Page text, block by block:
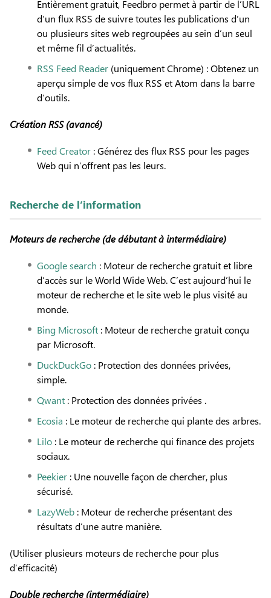
Entièrement gratuit, Feedbro permet à partir de l’URL
d’un flux RSS de suivre toutes les publications d’un
ou plusieurs sites web regroupées au sein d’un seul
et même fil d’actualités.
RSS Feed Reader (uniquement Chrome) : Obtenez un
aperçu simple de vos flux RSS et Atom dans la barre
d’outils.
Création RSS (avancé)
Feed Creator : Générez des flux RSS pour les pages
Web qui n’offrent pas les leurs.
Recherche de l’information
Moteurs de recherche (de débutant à intermédiaire)
Google search : Moteur de recherche gratuit et libre
d’accès sur le World Wide Web. C’est aujourd’hui le
moteur de recherche et le site web le plus visité au
monde.
Bing Microsoft : Moteur de recherche gratuit conçu
par Microsoft.
DuckDuckGo : Protection des données privées,
simple.
Qwant : Protection des données privées .
Ecosia : Le moteur de recherche qui plante des arbres.
Lilo : Le moteur de recherche qui finance des projets
sociaux.
Peekier : Une nouvelle façon de chercher, plus
sécurisé.
LazyWeb : Moteur de recherche présentant des
résultats d’une autre manière.
(Utiliser plusieurs moteurs de recherche pour plus
d’efficacité)
Double recherche (intermédiaire)